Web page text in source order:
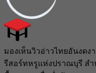
มองเห็นวิวอ่าวไทยอันงด
รีสอร์ทหรูแห่งปราณบุรี ส